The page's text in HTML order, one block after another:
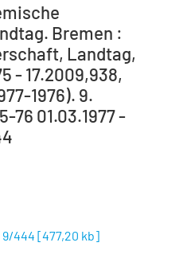
Bremen :
Landtag,
- 17.2009,938,
1976). 9.
76 01.03.1977 -
9/444 [477,20 kb]